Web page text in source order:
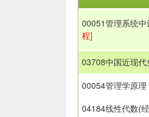
00051管理系统中
程]
03708中国近现代
00054管理学原理
04184线性代数(